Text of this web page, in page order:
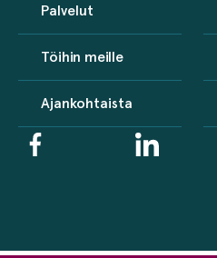
Palvelut
Töihin meille
Ajankohtaista